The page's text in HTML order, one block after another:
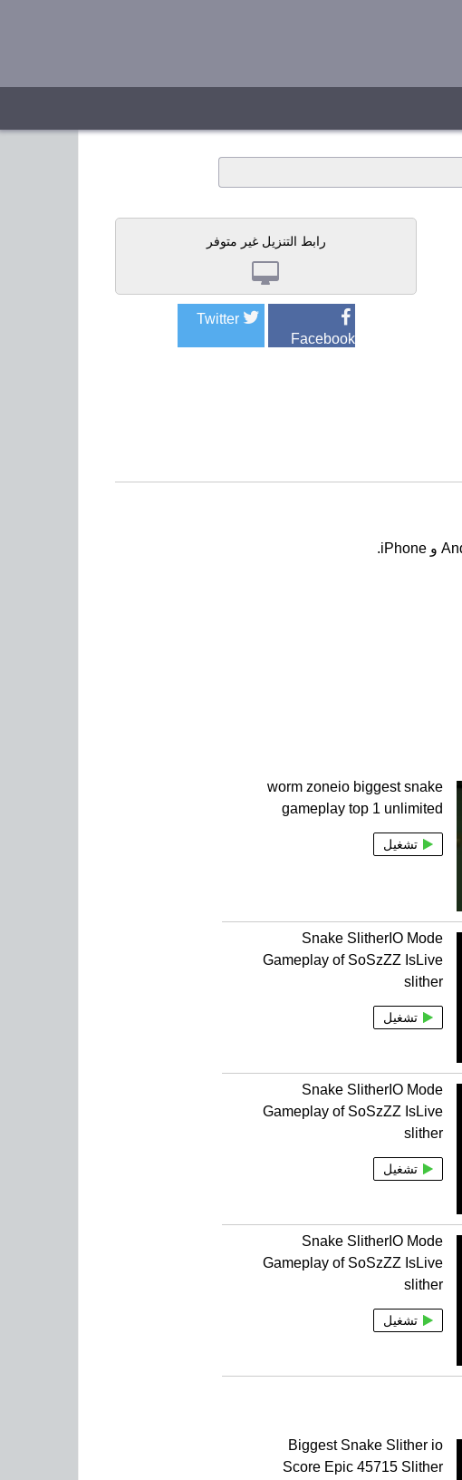
رابط التنزيل غير متوفر
Facebook
Twitter
worm zoneio biggest snake
gameplay top 1 unlimited
تشغيل
Snake SlitherIO Mode
Gameplay of SoSzZZ IsLive
slither
تشغيل
Snake SlitherIO Mode
Gameplay of SoSzZZ IsLive
slither
تشغيل
Snake SlitherIO Mode
Gameplay of SoSzZZ IsLive
slither
تشغيل
Biggest Snake Slither io
Score Epic 45715 Slither